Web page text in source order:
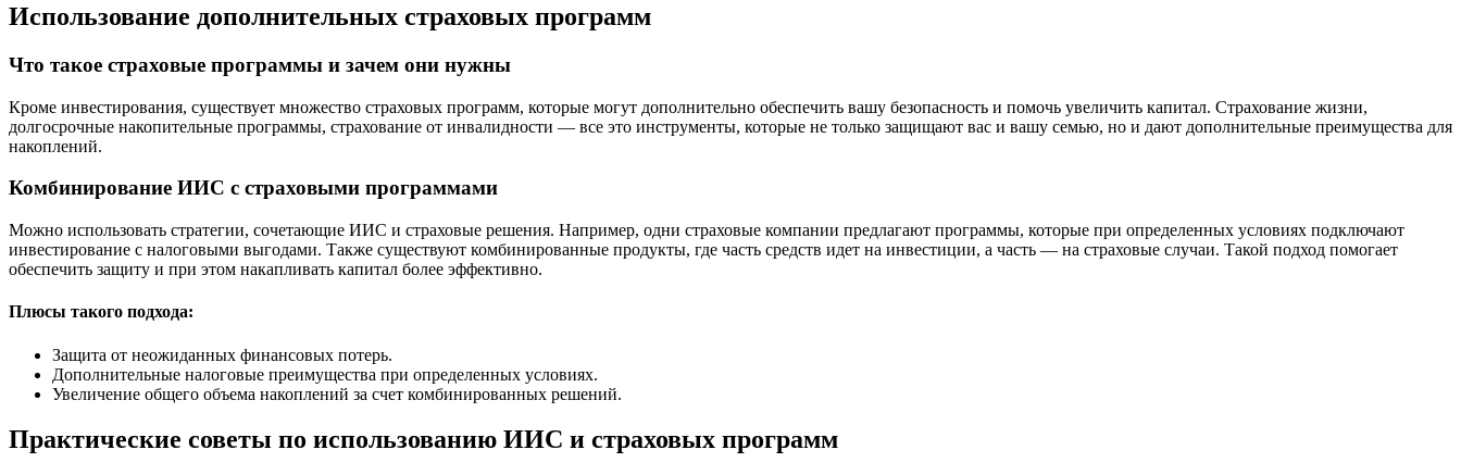
Использование дополнительных страховых программ
Что такое страховые программы и зачем они нужны
Кроме инвестирования, существует множество страховых программ, которые могут дополнительно обеспечить вашу безопасность и помочь увеличить капитал. Страхование жизни,
долгосрочные накопительные программы, страхование от инвалидности — все это инструменты, которые не только защищают вас и вашу семью, но и дают дополнительные преимущества для
накоплений.
Комбинирование ИИС с страховыми программами
Можно использовать стратегии, сочетающие ИИС и страховые решения. Например, одни страховые компании предлагают программы, которые при определенных условиях подключают
инвестирование с налоговыми выгодами. Также существуют комбинированные продукты, где часть средств идет на инвестиции, а часть — на страховые случаи. Такой подход помогает
обеспечить защиту и при этом накапливать капитал более эффективно.
Плюсы такого подхода:
Защита от неожиданных финансовых потерь.
Дополнительные налоговые преимущества при определенных условиях.
Увеличение общего объема накоплений за счет комбинированных решений.
Практические советы по использованию ИИС и страховых программ